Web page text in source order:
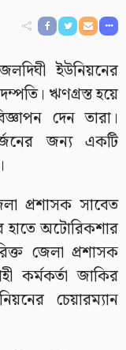
ইউনিয়নের
ঋণগ্রস্ত হয়ে
দেন তারা।
জন্য একটি
প্রশাসক সাবেত
হাতে অটোরিকশার
জেলা প্রশাসক
কর্মকর্তা জাকির
চেয়ারম্যান